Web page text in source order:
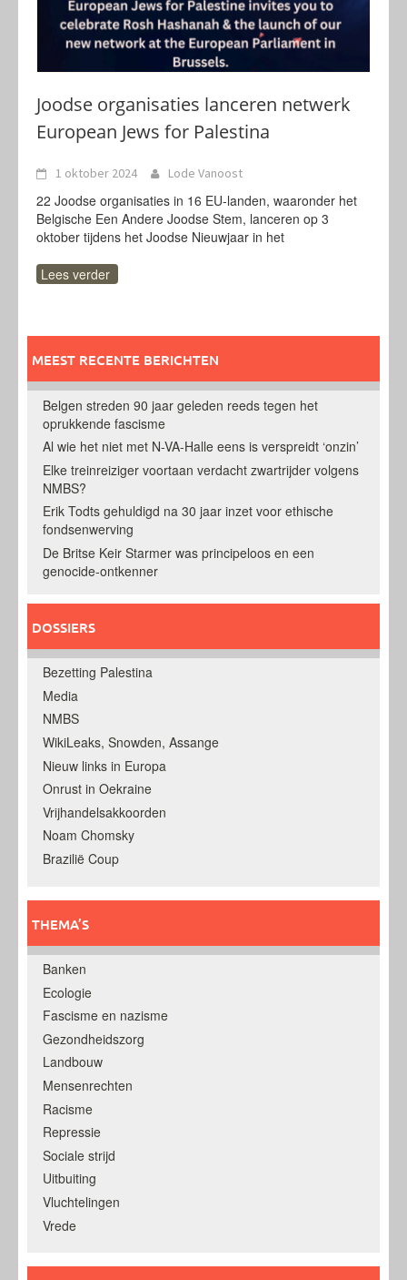
Joodse organisaties lanceren netwerk
European Jews for Palestina
1 oktober 2024 Lode Vanoost
22 Joodse organisaties in 16 EU-landen, waaronder het
Belgische Een Andere Joodse Stem, lanceren op 3
oktober tijdens het Joodse Nieuwjaar in het
Lees verder
MEEST RECENTE BERICHTEN
Belgen streden 90 jaar geleden reeds tegen het
oprukkende fascisme
Al wie het niet met N-VA-Halle eens is verspreidt ‘onzin’
Elke treinreiziger voortaan verdacht zwartrijder volgens
NMBS?
Erik Todts gehuldigd na 30 jaar inzet voor ethische
fondsenwerving
De Britse Keir Starmer was principeloos en een
genocide-ontkenner
DOSSIERS
Bezetting Palestina
Media
NMBS
WikiLeaks, Snowden, Assange
Nieuw links in Europa
Onrust in Oekraine
Vrijhandelsakkoorden
Noam Chomsky
Brazilië Coup
THEMA’S
Banken
Ecologie
Fascisme en nazisme
Gezondheidszorg
Landbouw
Mensenrechten
Racisme
Repressie
Sociale strijd
Uitbuiting
Vluchtelingen
Vrede